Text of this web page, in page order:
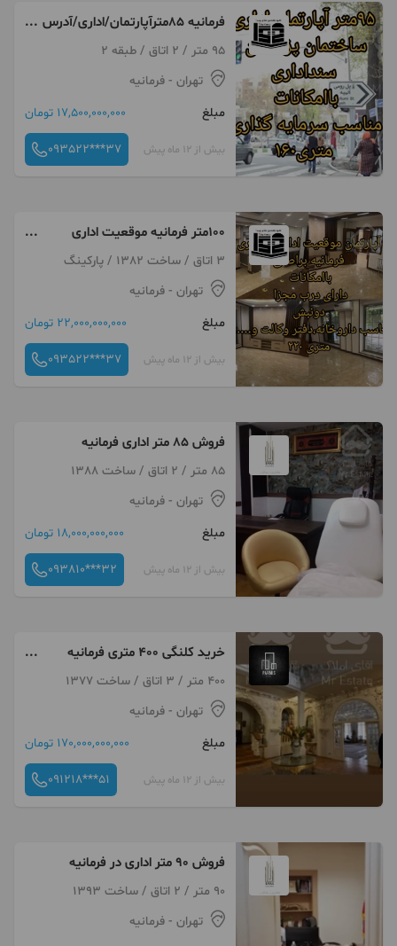
فرمانیه ۸۵مترآپارتمان/اداری/آدرس
سه کلمه
95 متر / 2 اتاق / طبقه 2
تهران - فرمانیه
مبلغ
17,500,000,000 تومان
بیش از 12 ماه پیش 093522***37
۱۰۰متر فرمانیه موقعیت اداری
وتجاری مناسب سرمایه گذاری
ودفتر وکالت و داروخانه
3 اتاق / ساخت 1382 / پارکینگ
تهران - فرمانیه
مبلغ
22,000,000,000 تومان
بیش از 12 ماه پیش 093522***37
فروش 85 متر اداری فرمانیه
85 متر / 2 اتاق / ساخت 1388
تهران - فرمانیه
مبلغ
18,000,000,000 تومان
بیش از 12 ماه پیش 093810***32
خرید کلنگی 400 متری فرمانیه
اداری منطقه 1 تهاتر400 متر / 3 اتاق / ساخت 1377
تهران - فرمانیه
مبلغ
170,000,000,000 تومان
بیش از 12 ماه پیش 091218***51
فروش 90 متر اداری در فرمانیه
90 متر / 2 اتاق / ساخت 1393
تهران - فرمانیه